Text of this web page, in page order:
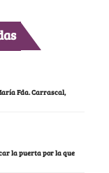
Fda. Carrascal,
la puerta por la que